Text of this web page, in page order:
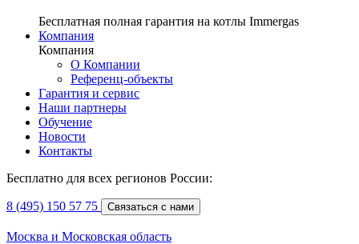
Бесплатная полная гарантия на котлы Immergas
Компания
Компания
О Компании
Референц-объекты
Гарантия и сервис
Наши партнеры
Обучение
Новости
Контакты
Бесплатно для всех регионов России:
8 (495) 150 57 75 Связаться с нами
Москва и Московская область